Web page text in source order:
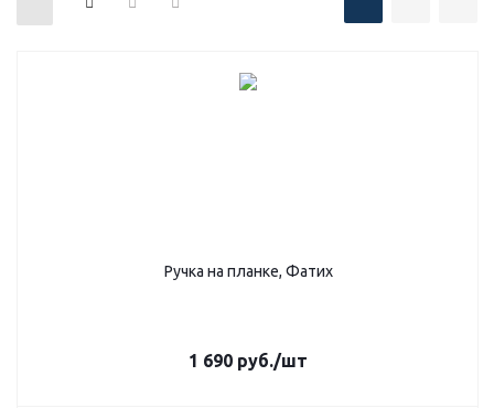
Ручка на планке, Фатих
1 690 руб./шт